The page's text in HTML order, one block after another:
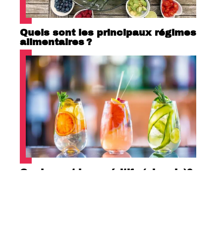
Quels sont les principaux régimes
alimentaires ?
Quels sont les apéritifs (alcools)?